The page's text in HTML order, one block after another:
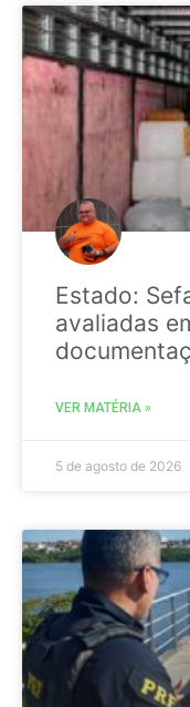
Estado:
avaliadas
VER MATÉRIA »
5 de agosto de 2026